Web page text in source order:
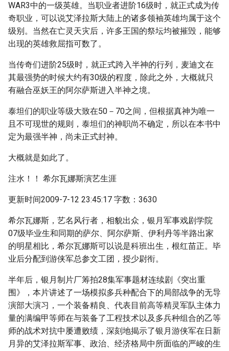
WAR3中的一级英雄。当职业者进阶16级时，就正式成为传
奇职业，可以说艾泽拉斯大陆上的诸多领袖英雄均属于这个
级别。当然在亡灵天灾后，许多王国的祭坛均被摧毁，能够
出现的英雄救屈指可数了。
当传奇们进阶25级时，就正式跨入半神的行列，麦迪文在
其最强势的时候大约有30级的程度，除此之外，大概就只
有融合巫妖王的阿尔萨斯进入半神之境。
泰坦们的职业等级大致在50－70之间，但根据真神为唯一
且不可现世的规则，泰坦们的神职尚不确定，所以在本书中
定为最强半神，尚未正式封神。
大概就是如此了。
注水！！ 希尔瓦娜斯演艺生涯
更新时间2009-7-12 23:45:17 字数：3630
希尔瓦娜斯，艺名风行者，相貌出众，银月军事戏剧学院
07级毕业生和同期的萨尔、阿尔萨斯、伊利丹等半路出家
的明星相比，希尔瓦娜斯可以说是科班出生，根红苗正。毕
业后分配到游侠军总参文工团，授少尉衔。
半年后，银月制片厂筹拍28集军事题材连续剧《突出重
围》，本片讲述了一场模拟多兵种配合下的局部战争的无导
演部大演习，一个装备精良、代表目前高等精灵军队主体力
量的满编甲等师在与装备了工程技术以及多兵种组合的乙等
师的战术对抗中屡遭败绩，深刻地揭示了银月游侠军在日新
月异的艾泽拉斯军事、政治、经济格局中所面临的严峻的生